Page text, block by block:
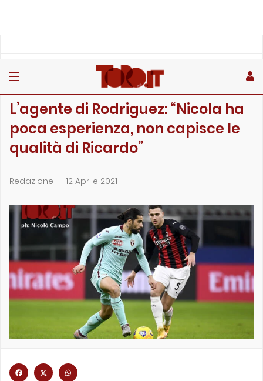
L’agente di Rodriguez: “Nicola ha
poca esperienza, non capisce le
qualità di Ricardo”
Redazione - 12 Aprile 2021